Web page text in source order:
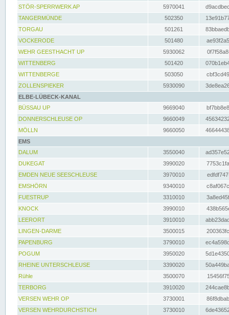
STÖR-SPERRWERK AP 5970041
TANGERMÜNDE
502350
TORGAU
501261
VOCKERODE
501480
WEHR GEESTHACHT UP
5930062
WITTENBERG
501420
WITTENBERGE
503050
ZOLLENSPIEKER
5930090
ELBE-LÜBECK-KANAL
BÜSSAU UP
9669040
DONNERSCHLEUSE OP
9660049
MÖLLN
9660050
EMS
DALUM
3550040
DUKEGAT
3990020
EMDEN NEUE SEESCHLEUSE
3970010
EMSHÖRN
9340010
FUESTRUP
3310010
KNOCK
3990010
LEERORT
3910010
LINGEN-DARME
3500015
PAPENBURG
3790010
POGUM
3950020
RHEINE UNTERSCHLEUSE
3390020
Rühle
3500070
TERBORG
3910020
VERSEN WEHR OP
3730001
VERSEN WEHRDURCHSTICH
3730010